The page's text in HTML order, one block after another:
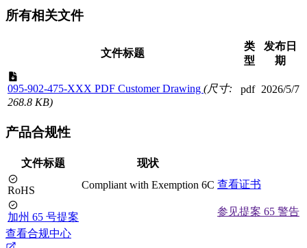
所有相关文件
文件标题
类
型
发布日
期
095-902-475-XXX PDF Customer Drawing (尺寸:
268.8 KB)
pdf 2026/5/7
产品合规性
文件标题 现状
RoHS Compliant with Exemption 6C 查看证书
加州 65 号提案
参见提案 65 警告
查看合规中心